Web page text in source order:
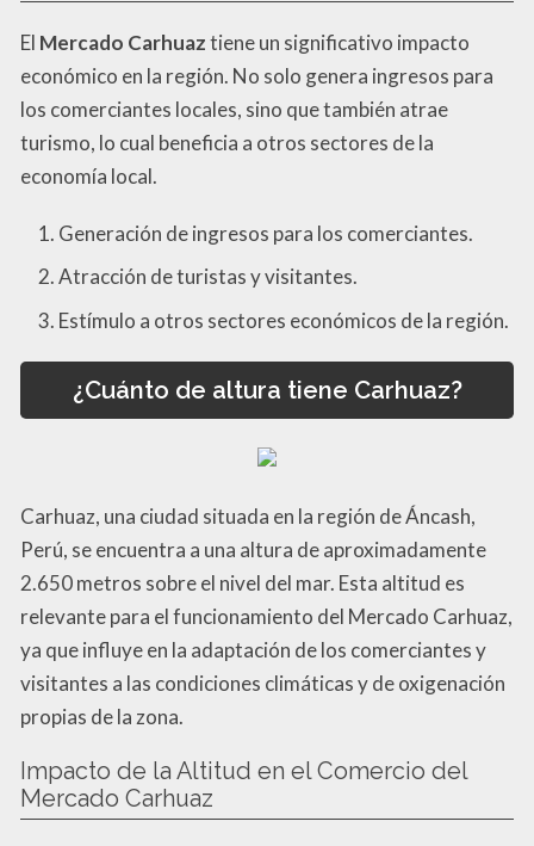
El Mercado Carhuaztiene un significativo impacto
económico en la región. No solo genera ingresos para
los comerciantes locales, sino que también atrae
turismo, lo cual beneficia a otros sectores de la
economía local.
Generación de ingresos para los comerciantes.
Atracción de turistas y visitantes.
Estímulo a otros sectores económicos de la región.
¿Cuánto de altura tiene Carhuaz?
Carhuaz, una ciudad situada en la región de Áncash,
Perú, se encuentra a una altura de aproximadamente
2.650 metros sobre el nivel del mar. Esta altitud es
relevante para el funcionamiento del Mercado Carhuaz,
ya que influye en la adaptación de los comerciantes y
visitantes a las condiciones climáticas y de oxigenación
propias de la zona.
Impacto de la Altitud en el Comercio del
Mercado Carhuaz